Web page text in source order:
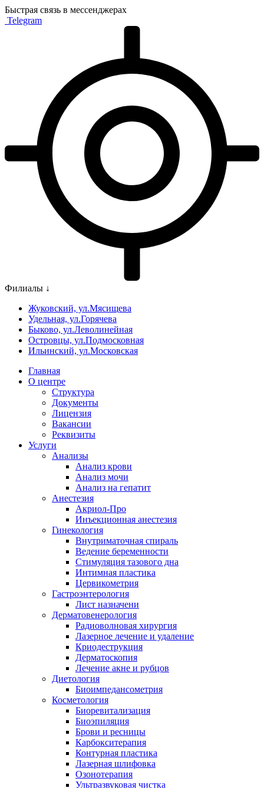
Быстрая связь в мессенджерах
Telegram
Филиалы ↓
Жуковский, ул.Мясищева
Удельная, ул.Горячева
Быково, ул.Леволинейная
Островцы, ул.Подмосковная
Ильинский, ул.Московская
Главная
О центре
Структура
Документы
Лицензия
Вакансии
Реквизиты
Услуги
Анализы
Анализ крови
Анализ мочи
Анализ на гепатит
Анестезия
Акриол-Про
Инъекционная анестезия
Гинекология
Внутриматочная спираль
Ведение беременности
Стимуляция тазового дна
Интимная пластика
Цервикометрия
Гастроэнтерология
Лист назначени
Дерматовенерология
Радиоволновая хирургия
Лазерное лечение и удаление
Криодеструкция
Дерматоскопия
Лечение акне и рубцов
Диетология
Биоимпедансометрия
Косметология
Биоревитализация
Биоэпиляция
Брови и ресницы
Карбокситерапия
Контурная пластика
Лазерная шлифовка
Озонотерапия
Ультразвуковая чистка